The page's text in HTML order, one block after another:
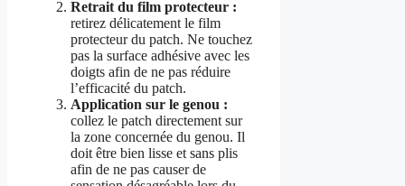
Retrait du film protecteur :
retirez délicatement le film
protecteur du patch. Ne touchez
pas la surface adhésive avec les
doigts afin de ne pas réduire
l’efficacité du patch.
Application sur le genou :
collez le patch directement sur
la zone concernée du genou. Il
doit être bien lisse et sans plis
afin de ne pas causer de